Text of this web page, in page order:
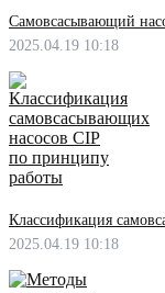
Самовсасывающий
2025.04.19 10:18
Классификация
2025.04.19 10:18